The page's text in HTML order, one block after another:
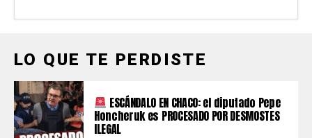
LO QUE TE PERDISTE
ESCÁNDALO EN CHACO: el diputado Pepe
Honcheruk es PROCESADO POR DESMOSTES
ILEGAL